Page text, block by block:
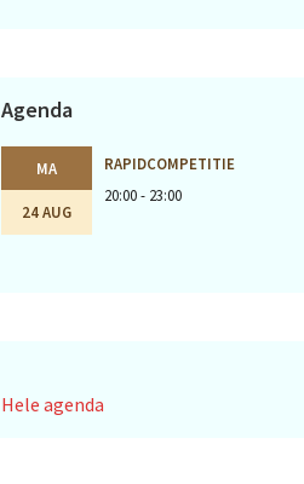
Agenda
MA
24 AUG
RAPIDCOMPETITIE
20:00 - 23:00
Hele agenda